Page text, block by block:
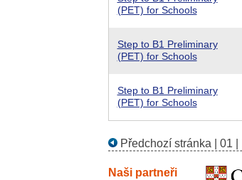
(PET) for Schools
Step to B1 Preliminary
(PET) for Schools
Step to B1 Preliminary
(PET) for Schools
Předchozí stránka 01
Naši partneři